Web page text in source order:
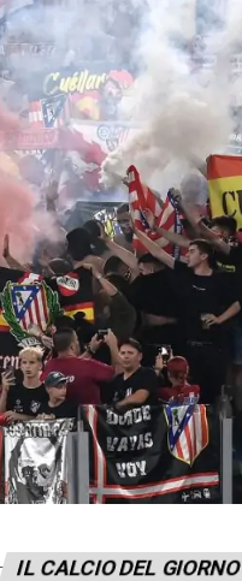
IL CALCIO DEL GIORNO